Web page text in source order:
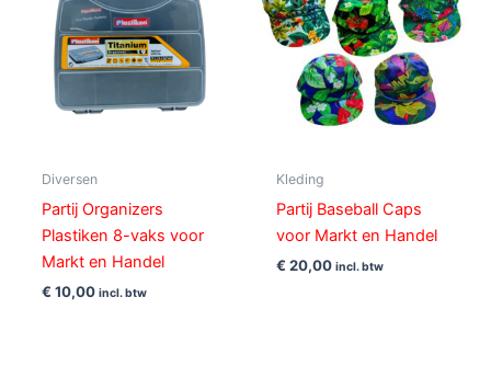
Diversen
Partij Organizers
Plastiken 8-vaks voor
Markt en Handel
€ 10,00 incl. btw
Kleding
Partij Baseball Caps
voor Markt en Handel
€ 20,00 incl. btw